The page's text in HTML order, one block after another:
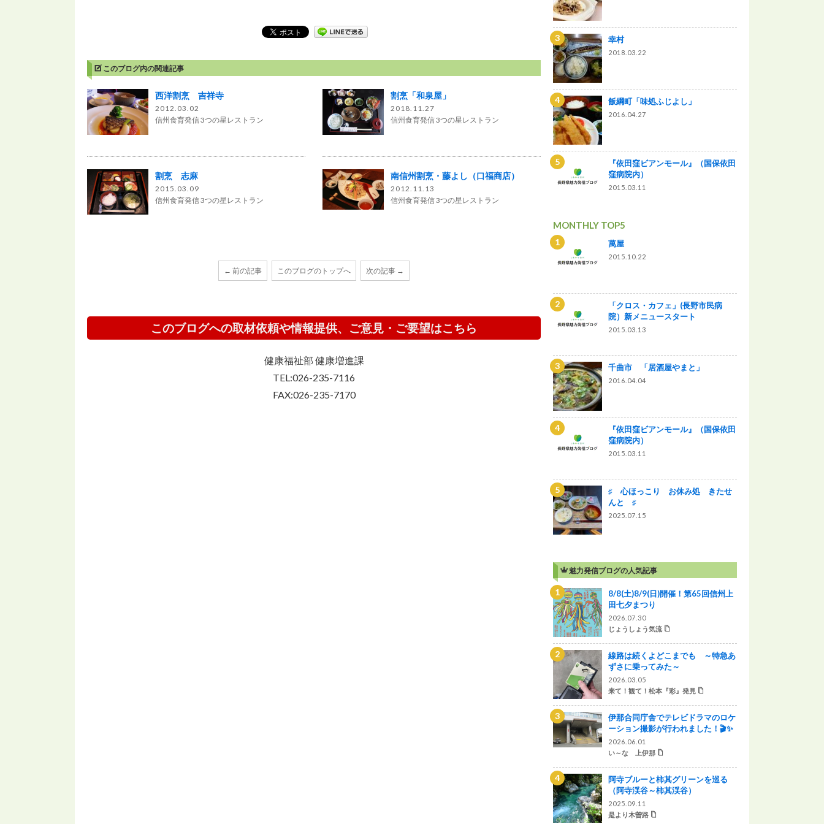
このブログ内の関連記事
西洋割烹 吉祥寺
2012.03.02
信州食育発信 3つの星レストラン
割烹「和泉屋」
2018.11.27
信州食育発信 3つの星レストラン
割烹 志麻
2015.03.09
信州食育発信 3つの星レストラン
南信州割烹・藤よし（口福商店）
2012.11.13
信州食育発信 3つの星レストラン
← 前の記事 このブログのトップへ 次の記事 →
このブログへの取材依頼や情報提供、ご意見・ご要望はこちら
健康福祉部 健康増進課
TEL:026-235-7116
FAX:026-235-7170
幸村
2018.03.22
飯綱町「味処ふじよし」
2016.04.27
『依田窪ビアンモール』（国保依田
窪病院内）
2015.03.11
MONTHLY TOP5
萬屋
2015.10.22
「クロス・カフェ」(長野市民病
院）新メニュースタート
2015.03.13
千曲市 「居酒屋やまと」
2016.04.04
『依田窪ビアンモール』（国保依田
窪病院内）
2015.03.11
♯ 心ほっこり お休み処 きたせ
んと ♯
2025.07.15
魅力発信ブログの人気記事
8/8(土)8/9(日)開催！第65回信州上
田七夕まつり
2026.07.30
じょうしょう気流
線路は続くよどこまでも ～特急あ
ずさに乗ってみた～
2026.03.05
来て！観て！松本『彩』発見
伊那合同庁舎でテレビドラマのロケ
ーション撮影が行われました！🎬✨
2026.06.01
い～な 上伊那
阿寺ブルーと柿其グリーンを巡る
（阿寺渓谷～柿其渓谷）
2025.09.11
是より木曽路